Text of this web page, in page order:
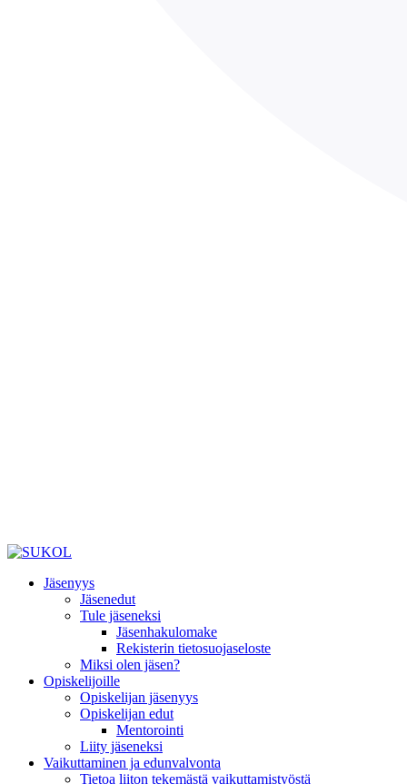
Jäsenyys
Jäsenedut
Tule jäseneksi
Jäsenhakulomake
Rekisterin tietosuojaseloste
Miksi olen jäsen?
Opiskelijoille
Opiskelijan jäsenyys
Opiskelijan edut
Mentorointi
Liity jäseneksi
Vaikuttaminen ja edunvalvonta
Tietoa liiton tekemästä vaikuttamistyöstä